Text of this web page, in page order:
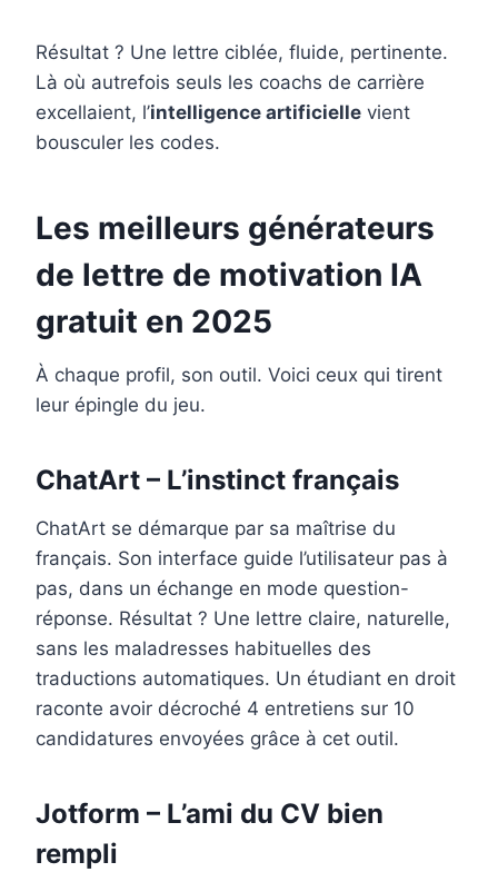
Résultat ? Une lettre ciblée, fluide, pertinente.
Là où autrefois seuls les coachs de carrière
excellaient, l’intelligence artificielle vient
bousculer les codes.
Les meilleurs générateurs
de lettre de motivation IA
gratuit en 2025
À chaque profil, son outil. Voici ceux qui tirent
leur épingle du jeu.
ChatArt – L’instinct français
ChatArt se démarque par sa maîtrise du
français. Son interface guide l’utilisateur pas à
pas, dans un échange en mode question-
réponse. Résultat ? Une lettre claire, naturelle,
sans les maladresses habituelles des
traductions automatiques. Un étudiant en droit
raconte avoir décroché 4 entretiens sur 10
candidatures envoyées grâce à cet outil.
Jotform – L’ami du CV bien
rempli